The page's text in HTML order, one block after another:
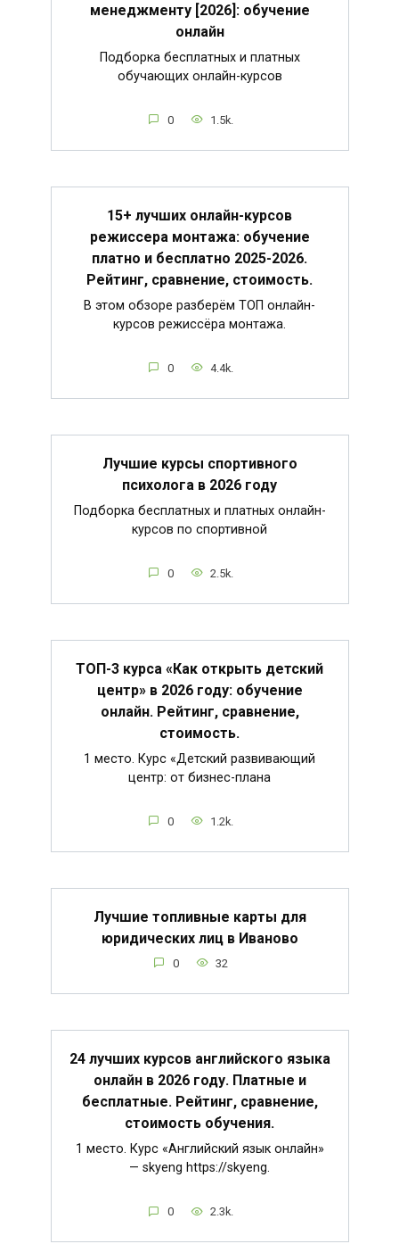
менеджменту [2026]: обучение
онлайн
Подборка бесплатных и платных
обучающих онлайн-курсов
0 1.5k.
15+ лучших онлайн-курсов
режиссера монтажа: обучение
платно и бесплатно 2025-2026.
Рейтинг, сравнение, стоимость.
В этом обзоре разберём ТОП онлайн-
курсов режиссёра монтажа.
0 4.4k.
Лучшие курсы спортивного
психолога в 2026 году
Подборка бесплатных и платных онлайн-
курсов по спортивной
0 2.5k.
ТОП-3 курса «Как открыть детский
центр» в 2026 году: обучение
онлайн. Рейтинг, сравнение,
стоимость.
1 место. Курс «Детский развивающий
центр: от бизнес-плана
0 1.2k.
Лучшие топливные карты для
юридических лиц в Иваново
0 32
24 лучших курсов английского языка
онлайн в 2026 году. Платные и
бесплатные. Рейтинг, сравнение,
стоимость обучения.
1 место. Курс «Английский язык онлайн»
— skyeng https://skyeng.
0 2.3k.